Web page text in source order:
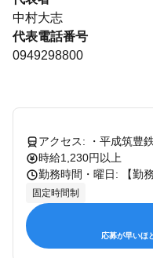
中村大志
代表電話番号
0949298800
時給1,230円以上
固定時間制
応募が早いほ